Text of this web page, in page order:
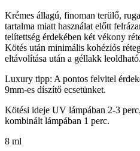
Krémes állagú, finoman terülő,
tartalma miatt használat előtt
telítettség érdekében két vékony
Kötés után minimális kohéziós
eltávolítása után a géllakk leoldható.
Luxury tipp: A pontos felvitel
9mm-es díszítő ecsetünket.
Kötési ideje UV lámpában 2-3
kombinált lámpában 1 perc.
8 ml